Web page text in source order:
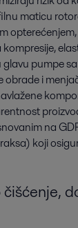
maticu
pumpe
obrade i
na
koji